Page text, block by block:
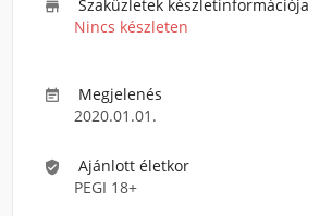

Szaküzletek készletinformációja
Nincs készleten

Megjelenés
2020.01.01.

Ajánlott életkor
PEGI 18+